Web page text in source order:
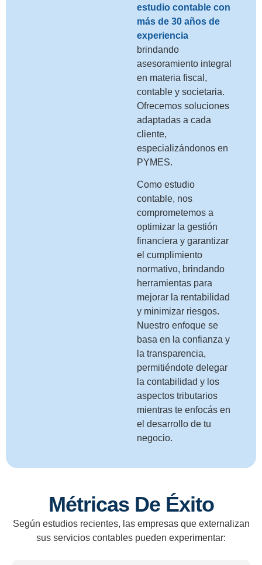
estudio contable con
más de 30 años de
experiencia
brindando
asesoramiento integral
en materia fiscal,
contable y societaria.
Ofrecemos soluciones
adaptadas a cada
cliente,
especializándonos en
PYMES.
Como estudio
contable, nos
comprometemos a
optimizar la gestión
financiera y garantizar
el cumplimiento
normativo, brindando
herramientas para
mejorar la rentabilidad
y minimizar riesgos.
Nuestro enfoque se
basa en la confianza y
la transparencia,
permitiéndote delegar
la contabilidad y los
aspectos tributarios
mientras te enfocás en
el desarrollo de tu
negocio.
Métricas De Éxito
Según estudios recientes, las empresas que externalizan
sus servicios contables pueden experimentar: